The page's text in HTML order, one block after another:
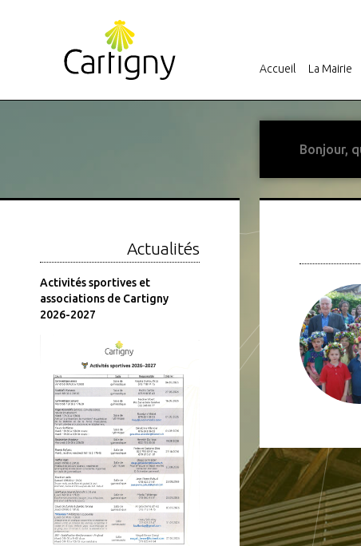
Accueil La Mairie
Actualités
Activités sportives et
associations de Cartigny
2026-2027